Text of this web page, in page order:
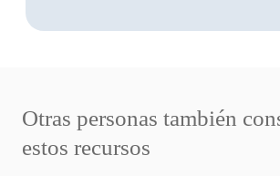
Otras personas también
estos recursos